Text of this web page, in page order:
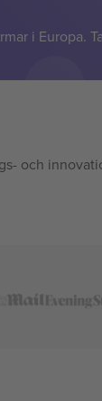
i Europa.
och